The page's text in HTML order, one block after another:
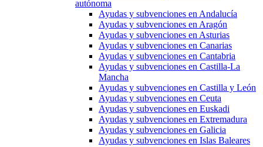
autónoma
Ayudas y subvenciones en Andalucía
Ayudas y subvenciones en Aragón
Ayudas y subvenciones en Asturias
Ayudas y subvenciones en Canarias
Ayudas y subvenciones en Cantabria
Ayudas y subvenciones en Castilla-La
Mancha
Ayudas y subvenciones en Castilla y León
Ayudas y subvenciones en Ceuta
Ayudas y subvenciones en Euskadi
Ayudas y subvenciones en Extremadura
Ayudas y subvenciones en Galicia
Ayudas y subvenciones en Islas Baleares